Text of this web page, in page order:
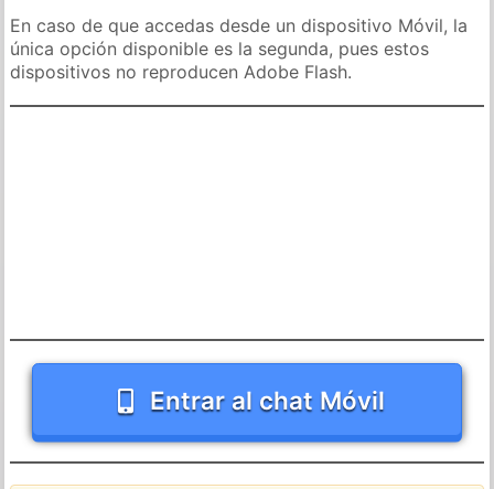
En caso de que accedas desde un dispositivo Móvil, la
única opción disponible es la segunda, pues estos
dispositivos no reproducen Adobe Flash.
Entrar al chat Móvil